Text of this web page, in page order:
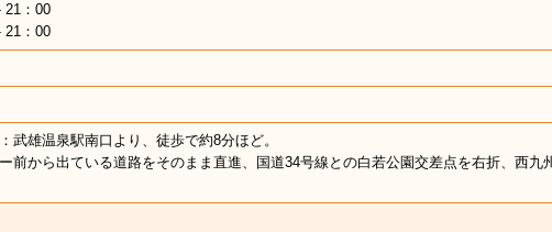
21：00
21：00
武雄温泉駅南口より、徒歩で約8分ほど。
前から出ている道路をそのまま直進、国道34号線との白若公園交差点を右折、西九